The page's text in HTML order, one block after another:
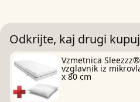
Odkrijte, kaj drugi
Vzmetnica
vzglavnik iz
x 80 cm